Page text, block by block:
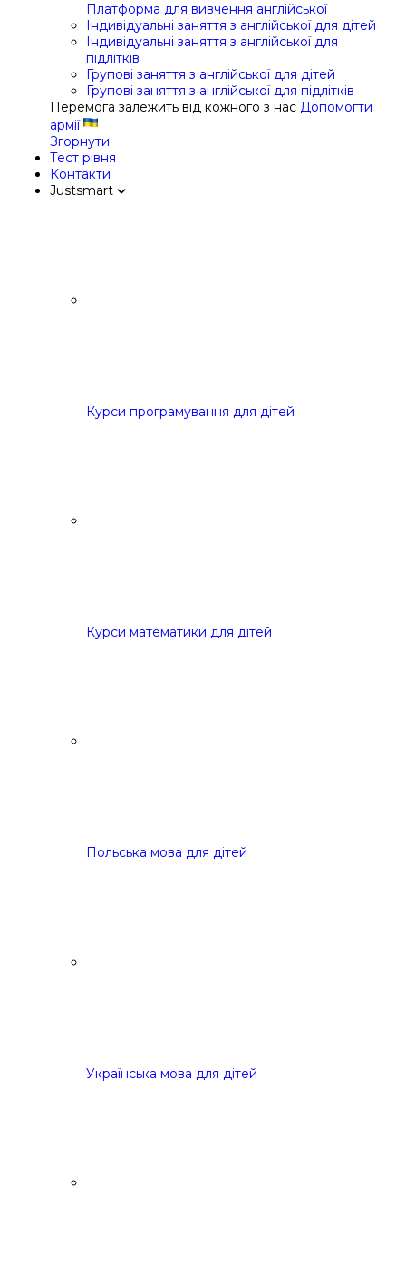
Платформа для вивчення англійської
Індивідуальні заняття з англійської для дітей
Індивідуальні заняття з англійської для
підлітків
Групові заняття з англійської для дітей
Групові заняття з англійської для підлітків
Перемога залежить від кожного з нас Допомогти
армії
Згорнути
Тест рівня
Контакти
Justsmart
Курси програмування для дітей
Курси математики для дітей
Польська мова для дітей
Українська мова для дітей